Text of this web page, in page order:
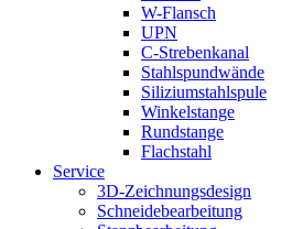
W-Flansch
UPN
C-Strebenkanal
Stahlspundwände
Siliziumstahlspule
Winkelstange
Rundstange
Flachstahl
Service
3D-Zeichnungsdesign
Schneidebearbeitung